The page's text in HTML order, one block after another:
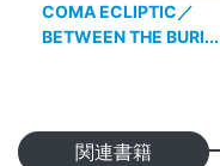
COMA ECLIPTIC／
BETWEEN THE BURI...
関連書籍